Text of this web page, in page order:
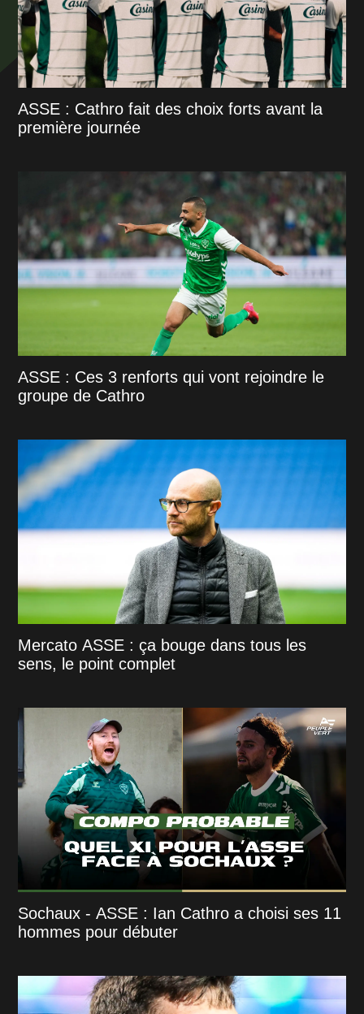
ASSE : Cathro fait des choix forts avant la
première journée
ASSE : Ces 3 renforts qui vont rejoindre le
groupe de Cathro
Mercato ASSE : ça bouge dans tous les
sens, le point complet
Sochaux - ASSE : Ian Cathro a choisi ses 11
hommes pour débuter